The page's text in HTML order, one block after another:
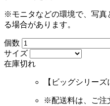
※モニタなどの環境で、写真
る場合があります。
個数
サイズ
在庫切れ
【ビッグシリーズ
※配送料は、ご注